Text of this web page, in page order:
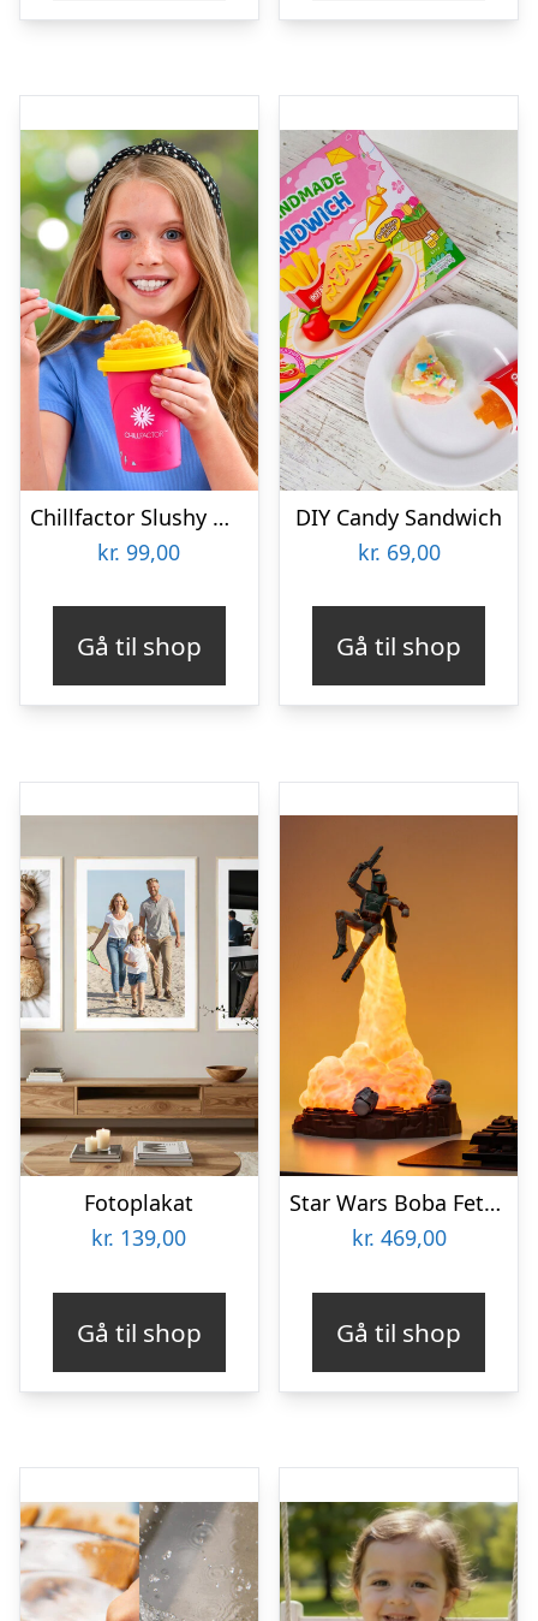
Chillfactor Slushy Maker
kr. 99,00
Gå til shop
DIY Candy Sandwich
kr. 69,00
Gå til shop
Fotoplakat
kr. 139,00
Gå til shop
Star Wars Boba Fett Lampe
kr. 469,00
Gå til shop